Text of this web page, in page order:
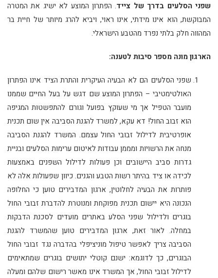
שפני הסלעים בדרך של צייד. הפתרון המוצע לא ישיג את המטרה
המבוקשת, הוא אינו מידתי, אינו ראוי, ויביא להרג מיותר של חיית בר
המהווה חלק בלתי נפרד מהטבע הישראלי.
הארגון מונה מספר סיבות לטענה:
שפני הסלעים הם לא הבעיה העיקרית והתרת הציד אינו הפתרון
האולטימטיבי – הפתרון המוצע שם דגש על בעל החיים שממנו
מועבר הטפיל אך מי שעוקץ בפועל וגורם להתפשטות המגיפה
הוא זבוב החול! דא עקא, למשרד להגנת הסביבה אין שום תכנית
אופרטיבית לדילול זבובי החול עצמם. המשרד להגנת הסביבה
מנחה את הרשויות ומממן עבודות לאיטום ערימות הסלעים ובניית
גדרות סביב היישובים וכן פעולות לדילול השפנים באמצעות
לכידה או ציד בהיתר רשות הטבע והגנים. כיוון שפעולות אלה לא
פותרות את הבעיה לחלוטין, ארגון המדבירים טוען כי החלופה
הנכונה היא יישום תכנית מפוקחת ומנוטרת להדברת זבובי החול
בוגרים ולדילול שפני הסלע באתרים מועדים לסכנת הדבקות
במחלה. לאור זאת, ארגון המדבירים טוען שהמשרד להגנת
הסביבה צריך לאפשר טיפול מוניציפלי בהדברה נגד זבובי החול
הבוגרים, כך לדוגמא: ישנם קוטלי יתושים בוגרים שמתאימים
לדילול זבובי החול, אך המשרד אינו מאשר רישום שלהם ומעלה